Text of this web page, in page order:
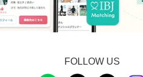
FOLLOW US